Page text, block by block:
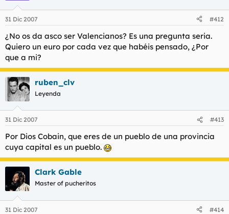
31 Dic 2007 #412
¿No os da asco ser Valencianos? Es una pregunta seria.
Quiero un euro por cada vez que habéis pensado, ¿Por
que a mi?
ruben_clv
Leyenda
31 Dic 2007 #413
Por Dios Cobain, que eres de un pueblo de una provincia
cuya capital es un pueblo.
Clark Gable
Master of pucheritos
31 Dic 2007 #414